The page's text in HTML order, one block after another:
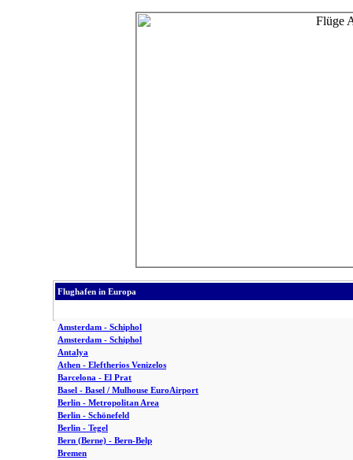
Flughafen in Europa
Amsterdam - Schiphol
Amsterdam - Schiphol
Antalya
Athen - Eleftherios Venizelos
Barcelona - El Prat
Basel - Basel / Mulhouse EuroAirport
Berlin - Metropolitan Area
Berlin - Schönefeld
Berlin - Tegel
Bern (Berne) - Bern-Belp
Bremen